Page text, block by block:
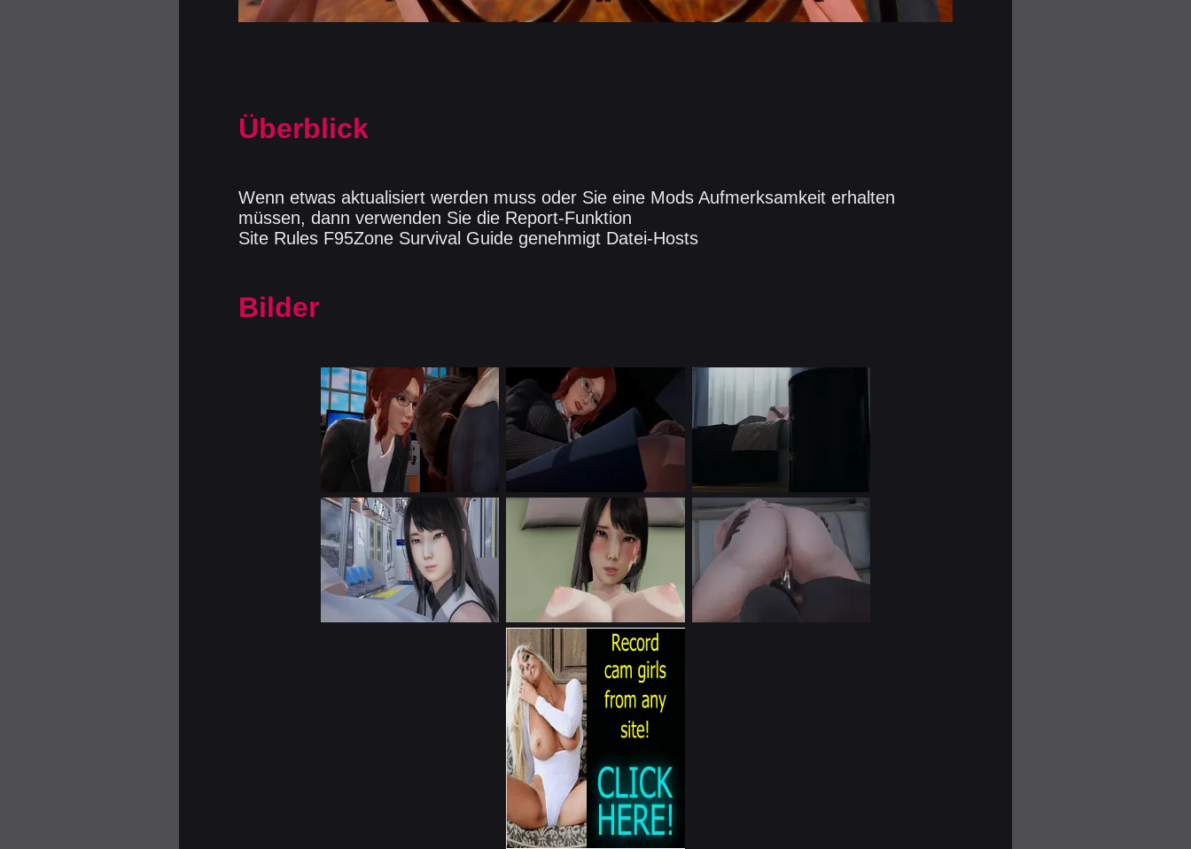
Überblick
Wenn etwas aktualisiert werden muss oder Sie eine Mods Aufmerksamkeit erhalten
müssen, dann verwenden Sie die Report-Funktion
Site Rules F95Zone Survival Guide genehmigt Datei-Hosts
Bilder